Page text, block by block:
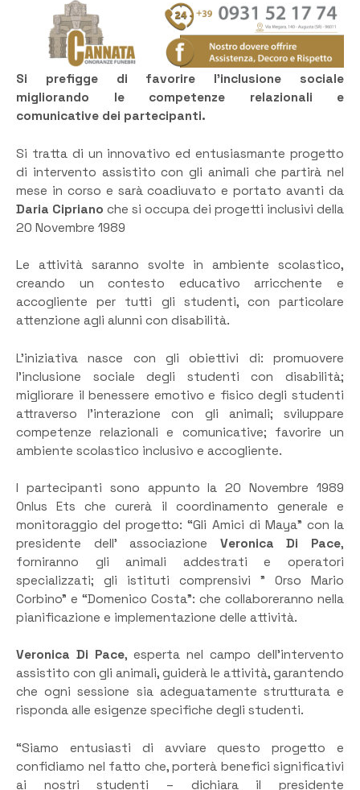
Si prefigge di favorire l’inclusione sociale
migliorando le competenze relazionali e
comunicative dei partecipanti.
Si tratta di un innovativo ed entusiasmante progetto
di intervento assistito con gli animali che partirà nel
mese in corso e sarà coadiuvato e portato avanti da
Daria Cipriano che si occupa dei progetti inclusivi della
20 Novembre 1989
Le attività saranno svolte in ambiente scolastico,
creando un contesto educativo arricchente e
accogliente per tutti gli studenti, con particolare
attenzione agli alunni con disabilità.
L’iniziativa nasce con gli obiettivi di: promuovere
l’inclusione sociale degli studenti con disabilità;
migliorare il benessere emotivo e fisico degli studenti
attraverso l’interazione con gli animali; sviluppare
competenze relazionali e comunicative; favorire un
ambiente scolastico inclusivo e accogliente.
I partecipanti sono appunto la 20 Novembre 1989
Onlus Ets che curerà il coordinamento generale e
monitoraggio del progetto: “Gli Amici di Maya” con la
presidente dell’ associazione Veronica Di Pace,
forniranno gli animali addestrati e operatori
specializzati; gli istituti comprensivi ” Orso Mario
Corbino” e “Domenico Costa”: che collaboreranno nella
pianificazione e implementazione delle attività.
Veronica Di Pace, esperta nel campo dell’intervento
assistito con gli animali, guiderà le attività, garantendo
che ogni sessione sia adeguatamente strutturata e
risponda alle esigenze specifiche degli studenti.
“Siamo entusiasti di avviare questo progetto e
confidiamo nel fatto che, porterà benefici significativi
ai nostri studenti – dichiara il presidente